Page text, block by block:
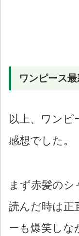
ワンピース
以上、ワンピ
感想でした。
まず赤髪の
読んだ時は正
ーも爆笑しな